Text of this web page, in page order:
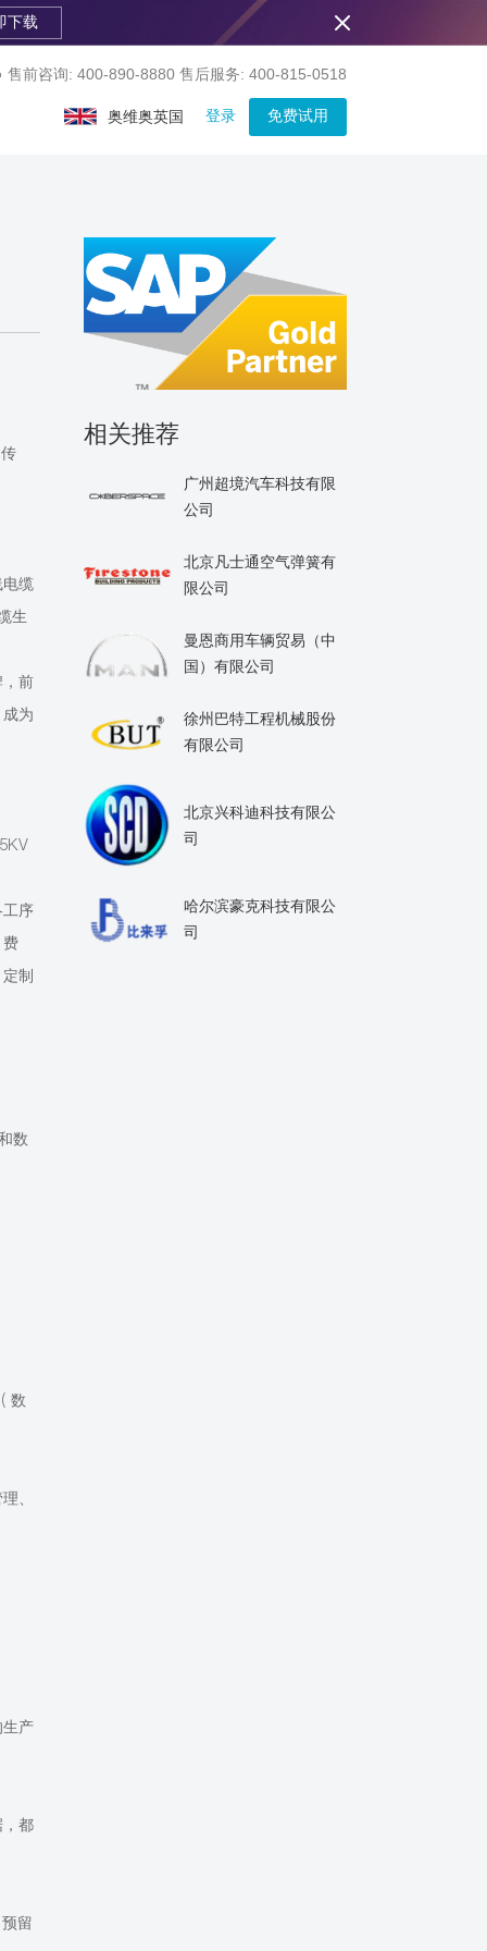
下载
售前咨询: 400-890-8880 售后服务: 400-815-0518
奥维奥英国 登录 免费试用
缆
生
前
为
序
制
数
数
、
产
都
留
相关推荐
广州超境汽车科技有限
公司
北京凡士通空气弹簧有
限公司
曼恩商用车辆贸易（中
国）有限公司
徐州巴特工程机械股份
有限公司
北京兴科迪科技有限公
司
哈尔滨豪克科技有限公
司